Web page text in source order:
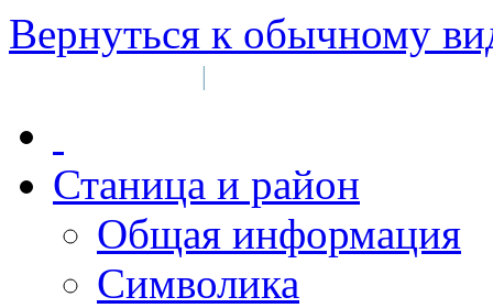
Вернуться к обычному
|
Станица и район
Общая информация
Символика